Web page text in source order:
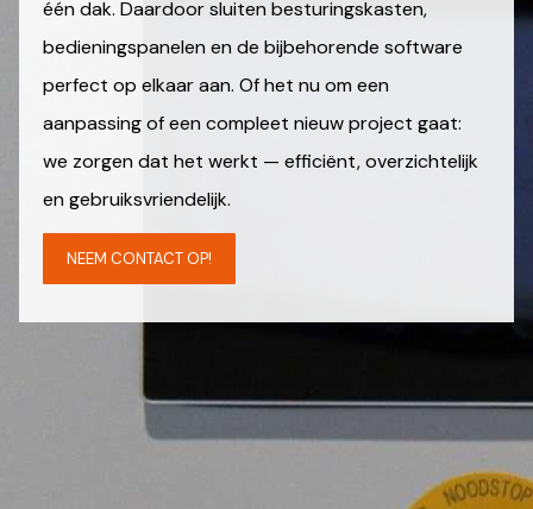
één dak. Daardoor sluiten besturingskasten,
bedieningspanelen en de bijbehorende software
perfect op elkaar aan. Of het nu om een
aanpassing of een compleet nieuw project gaat:
we zorgen dat het werkt — efficiënt, overzichtelijk
en gebruiksvriendelijk.
NEEM CONTACT OP!